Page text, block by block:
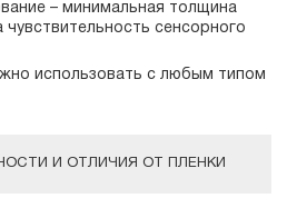
– минимальная толщина
чувствительность сенсорного
использовать с любым типом
И ОТЛИЧИЯ ОТ ПЛЕНКИ